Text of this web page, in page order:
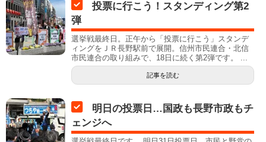
投票に行こう！スタンディング第2
弾
選挙戦最終日。正午から「投票に行こう」スタンデ
ィングをＪＲ長野駅前で展開。信州市民連合・北信
市民連合の取り組みで、18日に続く第2弾です。 ...
記事を読む
明日の投票日…国政も長野市政もチ
ェンジへ